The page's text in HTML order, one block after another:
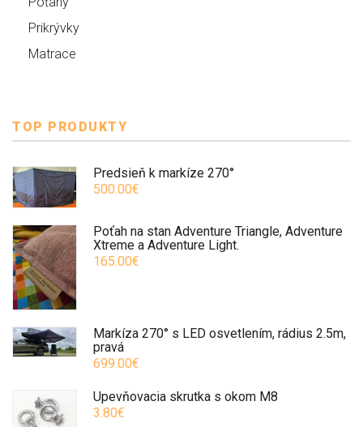
Prikrývky
Matrace
TOP PRODUKTY
Predsieň k markíze 270°
500.00€
Poťah na stan Adventure Triangle, Adventure
Xtreme a Adventure Light.
165.00€
Markíza 270° s LED osvetlením, rádius 2.5m,
pravá
699.00€
Upevňovacia skrutka s okom M8
3.80€